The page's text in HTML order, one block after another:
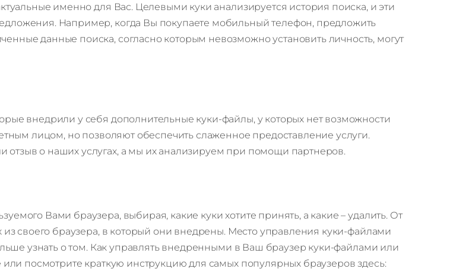
именно для Вас. Целевыми куки анализируется история поиска, и эти
Например, когда Вы покупаете мобильный телефон, предложить
данные поиска, согласно которым невозможно установить личность, могут
внедрили у себя дополнительные куки-файлы, у которых нет возможности
лицом, но позволяют обеспечить слаженное предоставление услуги.
о наших услугах, а мы их анализируем при помощи партнеров.
Вами браузера, выбирая, какие куки хотите принять, а какие – удалить. От
своего браузера, в который они внедрены. Место управления куки-файлами
узнать о том. Как управлять внедренными в Ваш браузер куки-файлами или
посмотрите краткую инструкцию для самых популярных браузеров здесь: